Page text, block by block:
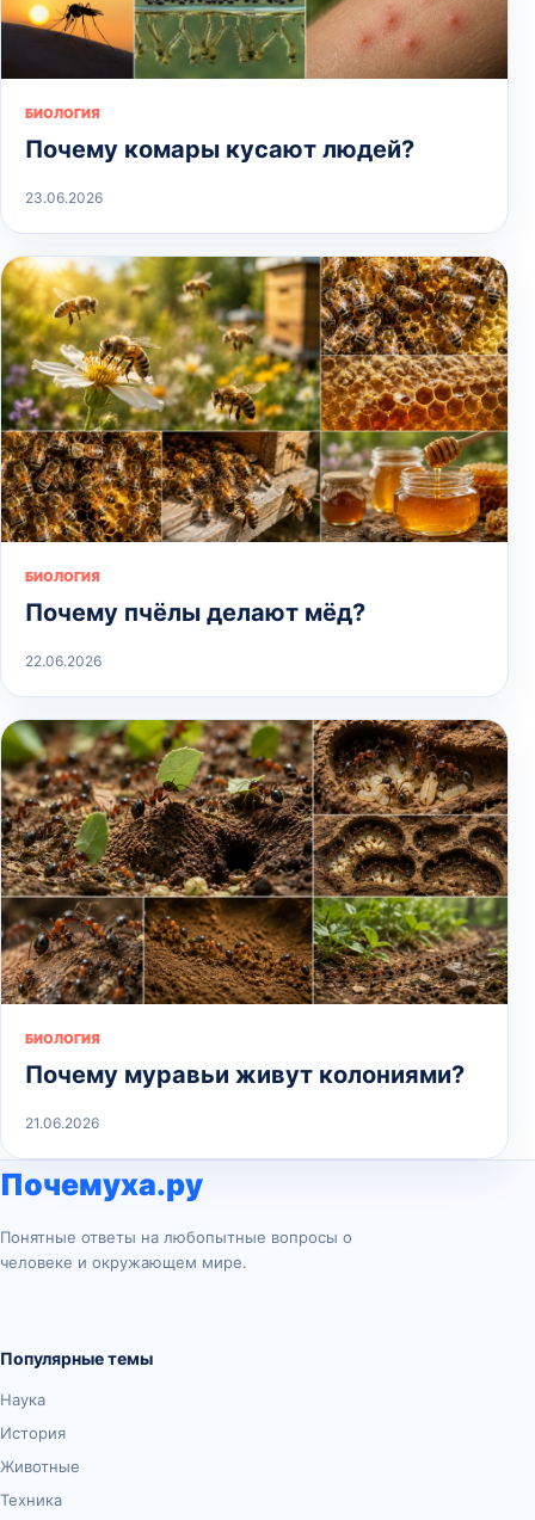
БИОЛОГИЯ
Почему комары кусают людей?
23.06.2026
БИОЛОГИЯ
Почему пчёлы делают мёд?
22.06.2026
БИОЛОГИЯ
Почему муравьи живут колониями?
21.06.2026
Почемуха.ру
Понятные ответы на любопытные вопросы о
человеке и окружающем мире.
Популярные темы
Наука
История
Животные
Техника